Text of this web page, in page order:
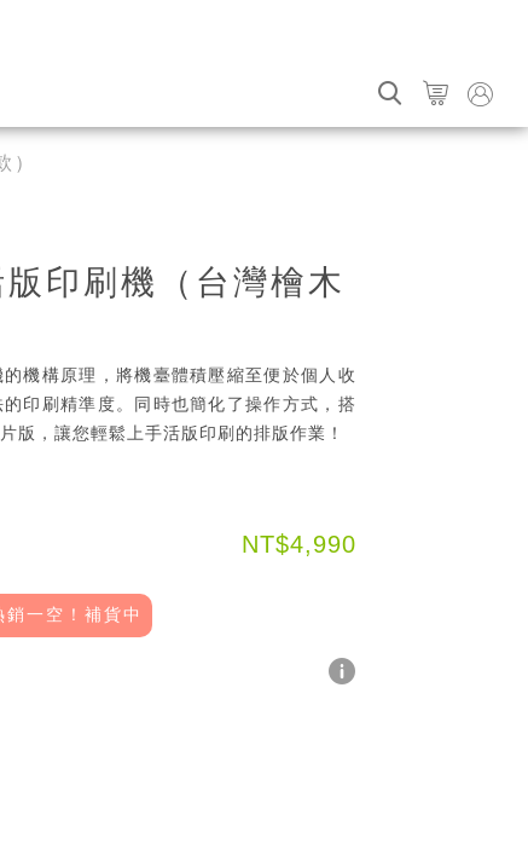
）
印刷機（台灣檜木
的機構原理，將機臺體積壓縮至便於個人收
印刷精準度。同時也簡化了操作方式，搭
版，讓您輕鬆上手活版印刷的排版作業！
NT$4,990
銷一空！補貨中